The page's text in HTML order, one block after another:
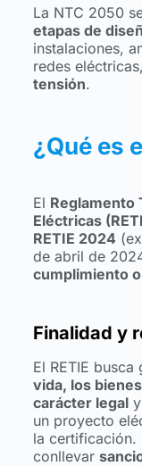
La NTC 2050
etapas de
instalaciones,
redes
tensión.
¿Qué es
El Reglamento
Eléctricas
RETIE 2024
de abril de
cumplimiento
Finalidad y
El RETIE busca
vida, los
carácter legaly
un proyecto
la certificación.
conllevar